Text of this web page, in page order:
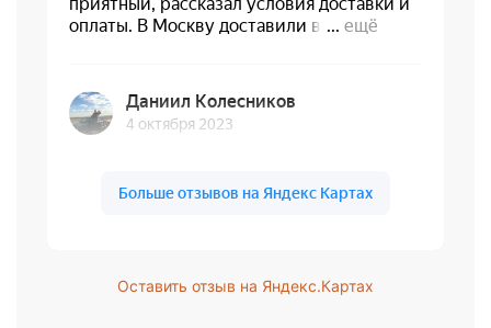
Оставить отзыв на Яндекс.Картах